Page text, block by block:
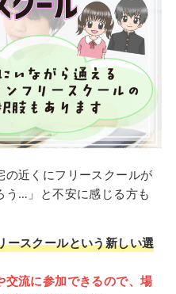
近くにフリースクールが
う…」と不安に感じる方も
ースクールという新しい選
交流に参加できるので、場